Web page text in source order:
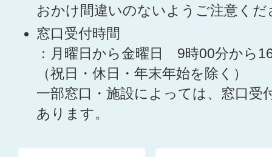
おかけ間違いのないようご注意くだ
窓口受付時間
：月曜日から金曜日 9時00分から
（祝日・休日・年末年始を除く）
一部窓口・施設によっては、窓口受
あります。